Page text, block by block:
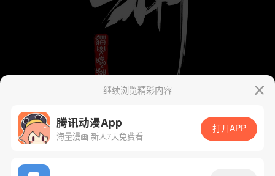
App免费看
继续浏览精彩内容
腾讯动漫App
海量漫画 新人7天免费看
打开APP